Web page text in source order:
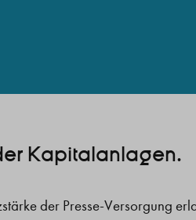
Kapitalanlagen.
der Presse-Versorgung
erneuerbare Energie